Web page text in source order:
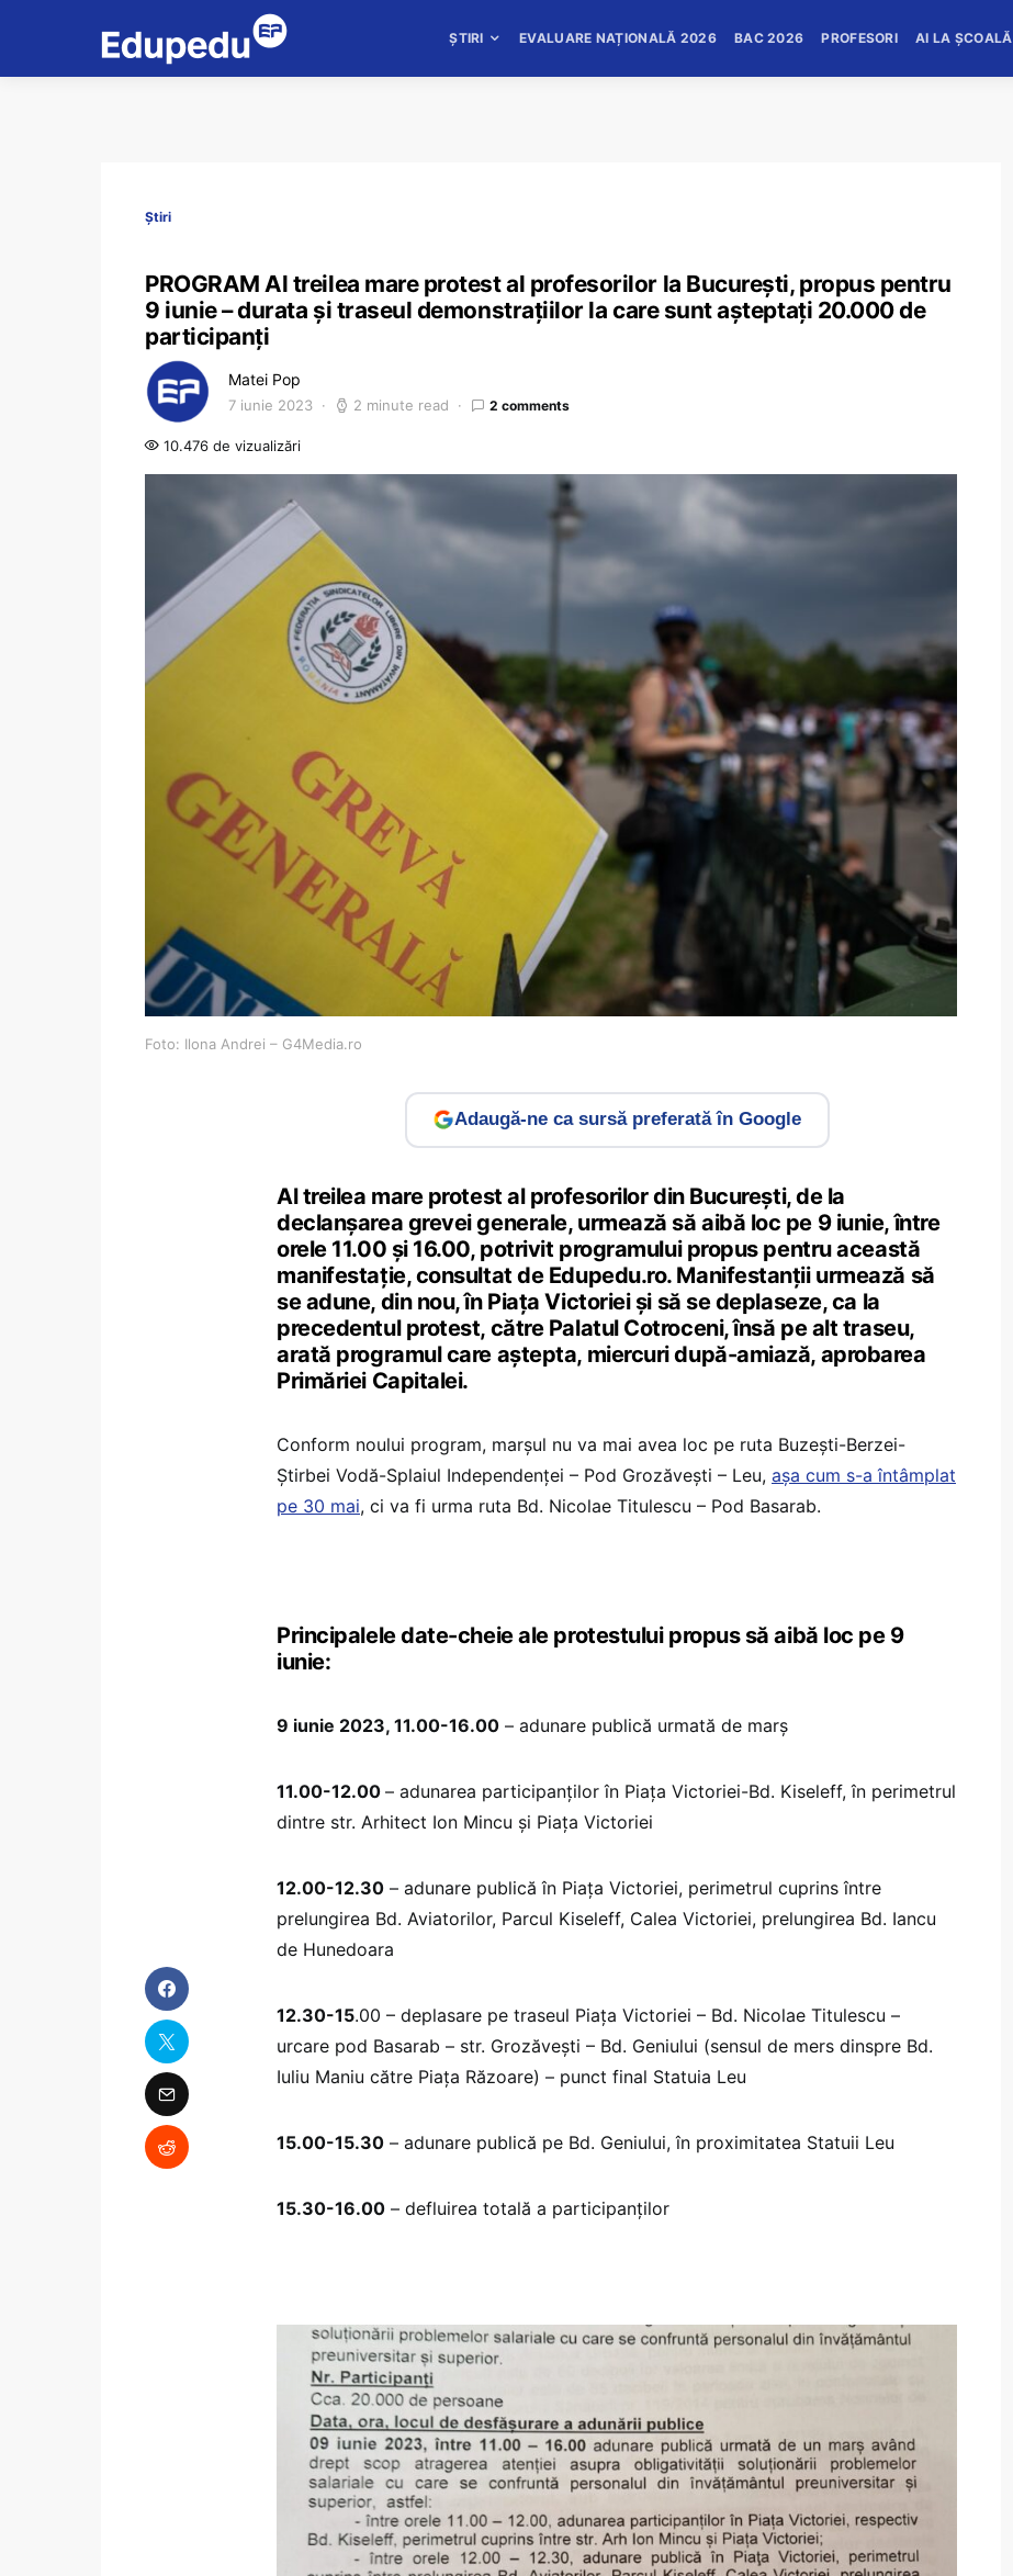
ȘTIRI EVALUARE NAȚIONALĂ 2026 BAC 2026 PROFESORI AI LA ȘCOALĂ
Știri
PROGRAM Al treilea mare protest al profesorilor la București, propus pentru
9 iunie – durata și traseul demonstrațiilor la care sunt așteptați 20.000 de
participanți
Matei Pop
7 iunie 2023 2 minute read 2 comments
10.476 de vizualizări
Foto: Ilona Andrei – G4Media.ro
Adaugă-ne ca sursă preferată în Google
Al treilea mare protest al profesorilor din București, de la
declanșarea grevei generale, urmează să aibă loc pe 9 iunie, între
orele 11.00 și 16.00, potrivit programului propus pentru această
manifestație, consultat de Edupedu.ro. Manifestanții urmează să
se adune, din nou, în Piața Victoriei și să se deplaseze, ca la
precedentul protest, către Palatul Cotroceni, însă pe alt traseu,
arată programul care aștepta, miercuri după-amiază, aprobarea
Primăriei Capitalei.
Conform noului program, marșul nu va mai avea loc pe ruta Buzești-Berzei-
Știrbei Vodă-Splaiul Independenței – Pod Grozăvești – Leu, așa cum s-a întâmplat
pe 30 mai, ci va fi urma ruta Bd. Nicolae Titulescu – Pod Basarab.
Principalele date-cheie ale protestului propus să aibă loc pe 9
iunie:
9 iunie 2023, 11.00-16.00 – adunare publică urmată de marș
11.00-12.00 – adunarea participanților în Piața Victoriei-Bd. Kiseleff, în perimetrul
dintre str. Arhitect Ion Mincu și Piața Victoriei
12.00-12.30 – adunare publică în Piața Victoriei, perimetrul cuprins între
prelungirea Bd. Aviatorilor, Parcul Kiseleff, Calea Victoriei, prelungirea Bd. Iancu
de Hunedoara
12.30-15.00 – deplasare pe traseul Piața Victoriei – Bd. Nicolae Titulescu –
urcare pod Basarab – str. Grozăvești – Bd. Geniului (sensul de mers dinspre Bd.
Iuliu Maniu către Piața Răzoare) – punct final Statuia Leu
15.00-15.30 – adunare publică pe Bd. Geniului, în proximitatea Statuii Leu
15.30-16.00 – defluirea totală a participanților